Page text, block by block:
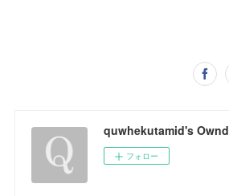
quwhekutamid's Ownd
フォロー